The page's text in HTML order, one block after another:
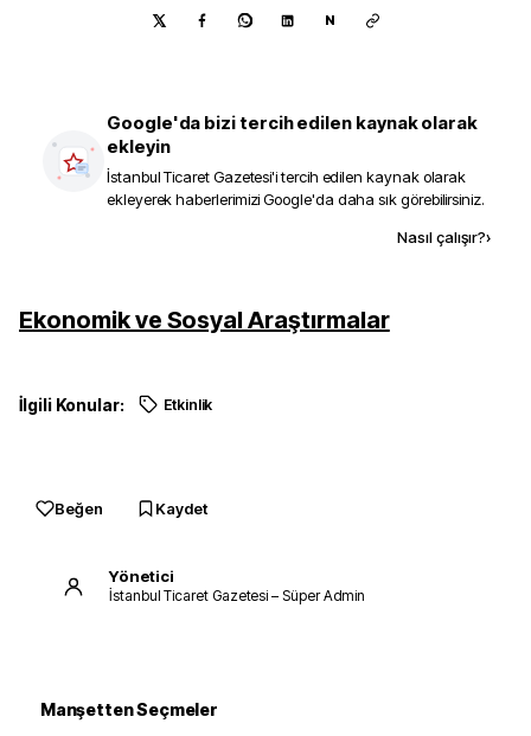
N
Google'da bizi tercih edilen kaynak olarak
ekleyin
İstanbul Ticaret Gazetesi'i tercih edilen kaynak olarak
ekleyerek haberlerimizi Google'da daha sık görebilirsiniz.
Nasıl çalışır?›
Ekonomik ve Sosyal Araştırmalar
İlgili Konular: Etkinlik
Beğen Kaydet
Yönetici
İstanbul Ticaret Gazetesi – Süper Admin
Manşetten Seçmeler